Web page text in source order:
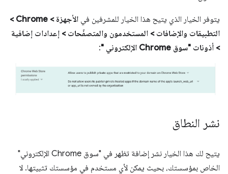
يتوفر الخيار الذي يتيح هذا الخيار للمشرفين في
الأجهزة > Chrome >
التطبيقات والإضافات > المستخدمون والمتصفّحات > إعدادات إضافية
> أذونات "سوق Chrome الإلكتروني "
:
نشر النطاق
يتيح لك هذا الخيار نشر إضافة تظهر في "سوق Chrome الإلكتروني"
الخاص بمؤسستك، بحيث يمكن لأي مستخدم في مؤسستك تثبيتها. لا